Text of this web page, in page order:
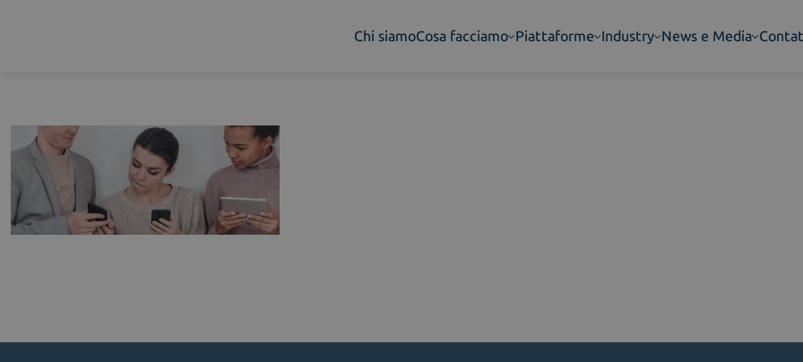
Chi siamoCosa facciamo Piattaforme Industry News e Media
Cosa facciamo
Piattaforme
Industry
News e Media
Contattaci